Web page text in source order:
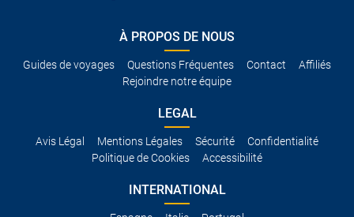
À PROPOS DE NOUS
Guides de voyages Questions Fréquentes Contact
Affiliés
Rejoindre notre équipe
LEGAL
Avis Légal Mentions Légales Sécurité
Confidentialité
Politique de Cookies
Accessibilité
INTERNATIONAL